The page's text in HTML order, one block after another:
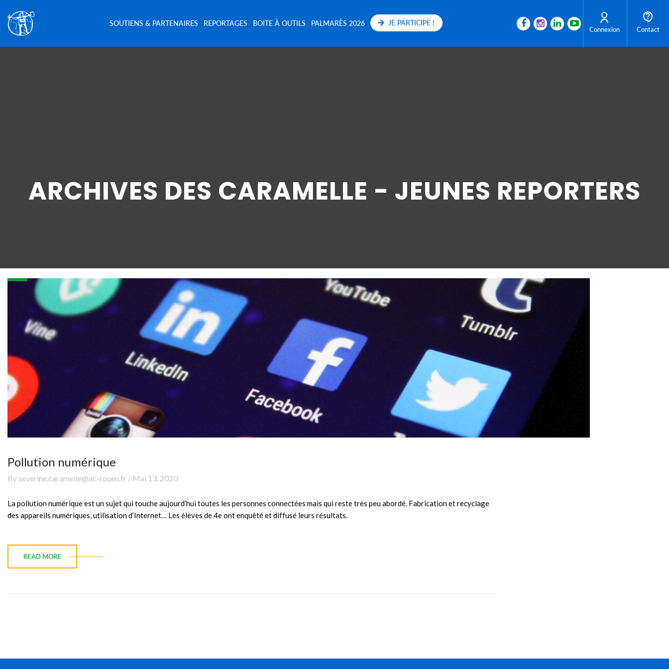
SOUTIENS & PARTENAIRES REPORTAGES BOITE À OUTILS PALMARÈS 2026 JE PARTICIPE !
Connexion Contact
ARCHIVES DES CARAMELLE - JEUNES REPORTERS
Pollution numérique
By severine.caramelle@ac-rouen.fr / Mai 13, 2020
La pollution numérique est un sujet qui touche aujourd’hui toutes les personnes connectées mais qui reste très peu abordé. Fabrication et recyclage
des appareils numériques, utilisation d’Internet… Les élèves de 4e ont enquêté et diffusé leurs résultats.
READ MORE